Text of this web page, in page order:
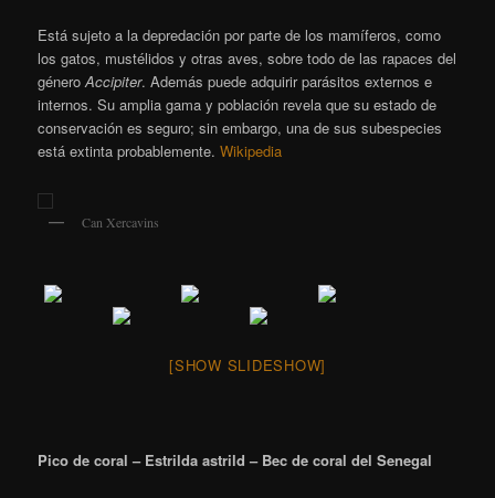
Está sujeto a la depredación por parte de los mamíferos, como
los gatos, mustélidos y otras aves, sobre todo de las rapaces del
géneroAccipiter. Además puede adquirir parásitos externos e
internos. Su amplia gama y población revela que su estado de
conservación es seguro; sin embargo, una de sus subespecies
está extinta probablemente.Wikipedia
Can Xercavins
[SHOW SLIDESHOW]
Pico de coral – Estrilda astrild – Bec de coral del Senegal